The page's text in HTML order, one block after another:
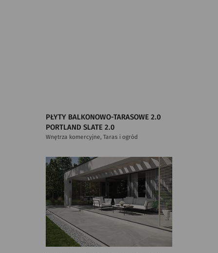
PŁYTY BALKONOWO-TARASOWE 2.0
PORTLAND SLATE 2.0
Wnętrza komercyjne, Taras i ogród